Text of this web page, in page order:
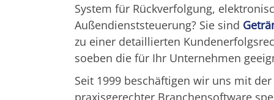
System für Rückverfolgung,
Außendienststeuerung? Sie sind
zu einer detaillierten
soeben die für Ihr Unternehmen
Seit 1999 beschäftigen wir uns mit
praxisgerechter Branchensoftware